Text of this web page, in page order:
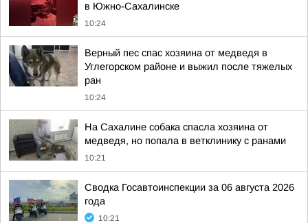
в Южно-Сахалинске
10:24
Верный пес спас хозяина от медведя в
Углегорском районе и выжил после тяжелых
ран
10:24
На Сахалине собака спасла хозяина от
медведя, но попала в ветклинику с ранами
10:21
Сводка Госавтоинспекции за 06 августа 2026
года
10:21